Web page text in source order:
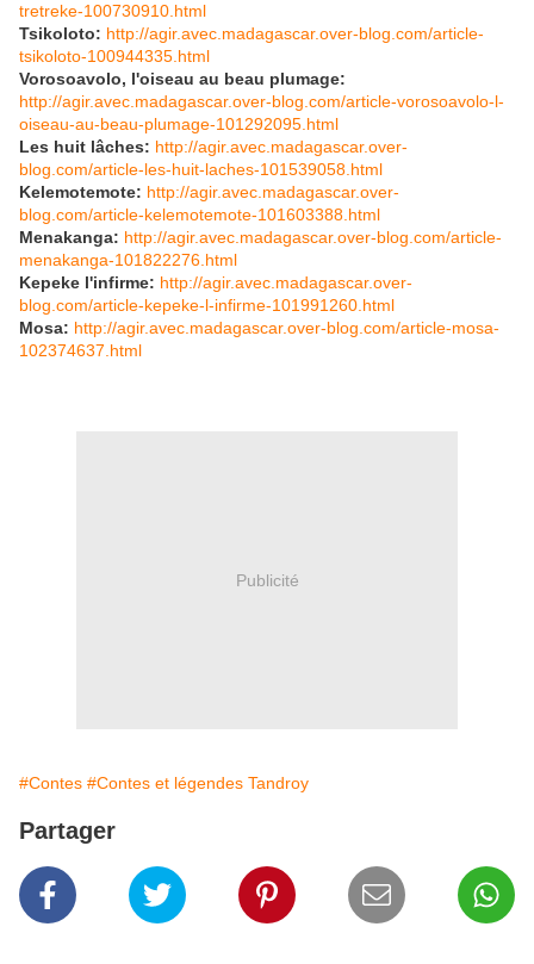
tretreke-100730910.html
Tsikoloto: http://agir.avec.madagascar.over-blog.com/article-
tsikoloto-100944335.html
Vorosoavolo, l'oiseau au beau plumage:
http://agir.avec.madagascar.over-blog.com/article-vorosoavolo-l-
oiseau-au-beau-plumage-101292095.html
Les huit lâches: http://agir.avec.madagascar.over-
blog.com/article-les-huit-laches-101539058.html
Kelemotemote: http://agir.avec.madagascar.over-
blog.com/article-kelemotemote-101603388.html
Menakanga: http://agir.avec.madagascar.over-blog.com/article-
menakanga-101822276.html
Kepeke l'infirme: http://agir.avec.madagascar.over-
blog.com/article-kepeke-l-infirme-101991260.html
Mosa: http://agir.avec.madagascar.over-blog.com/article-mosa-
102374637.html
Publicité
#Contes #Contes et légendes Tandroy
Partager